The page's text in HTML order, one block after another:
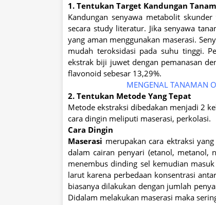
1. Tentukan Target Kandungan
Kandungan senyawa metabolit
secara study literatur. Jika senyawa
yang aman menggunakan maserasi.
mudah teroksidasi pada suhu tinggi.
ekstrak biji juwet dengan pemanasan
flavonoid sebesar 13,29%.
MENGENAL TANAMAN
2. Tentukan Metode Yang Tepat
Metode ekstraksi dibedakan menjadi 2
cara dingin meliputi maserasi, perkolasi.
Cara Dingin
Maserasi merupakan cara ektraksi
dalam cairan penyari (etanol, metanol,
menembus dinding sel kemudian
larut karena perbedaan konsentrasi
biasanya dilakukan dengan jumlah
Didalam melakukan maserasi maka